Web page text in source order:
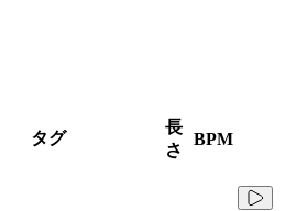
タグ
長
さ
BPM